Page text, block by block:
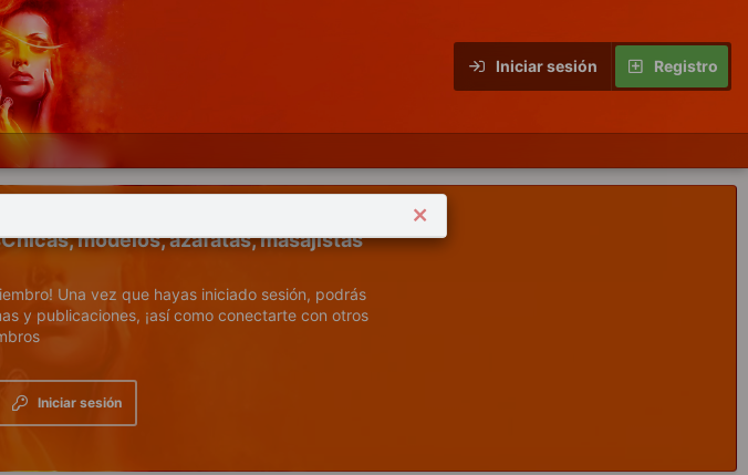
Iniciar sesión Registro
modelos, azafatas, masajistas
Una vez que hayas iniciado sesión, podrás
y publicaciones, ¡así como conectarte con otros
Iniciar sesión